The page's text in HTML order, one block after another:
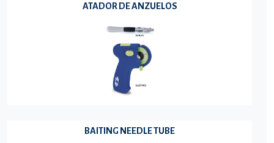
ATADOR DE ANZUELOS
BAITING NEEDLE TUBE